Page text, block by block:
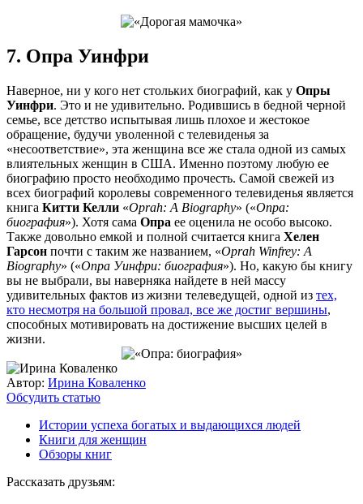
7. Опра Уинфри
Наверное, ни у кого нет стольких биографий, как у Опры
Уинфри. Это и не удивительно. Родившись в бедной черной
семье, все детство испытывая лишь плохое и жестокое
обращение, будучи уволенной с телевиденья за
«несоответствие», эта женщина все же стала одной из самых
влиятельных женщин в США. Именно поэтому любую ее
биографию просто необходимо прочесть. Самой свежей из
всех биографий королевы современного телевиденья является
книга Китти Келли «Oprah: A Biography» («Опра:
биография»). Хотя сама Опра ее оценила не особо высоко.
Также довольно емкой и полной считается книга Хелен
Гарсон почти с таким же названием, «Oprah Winfrey: A
Biography» («Опра Уинфри: биография»). Но, какую бы книгу
вы не выбрали, вы наверняка найдете в ней массу
удивительных фактов из жизни телеведущей, одной из тех,
кто несмотря на большой провал, все же достиг вершины,
способных мотивировать на достижение высших целей в
жизни.
Автор: Ирина Коваленко
Обсудить статью
Истории успеха богатых и выдающихся людей
Книги для женщин
Обзоры книг
Рассказать друзьям: